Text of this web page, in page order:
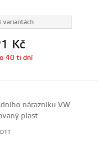
variantách
Kč
40 ti dní
nárazníku VW
plast